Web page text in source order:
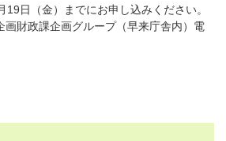
（金）までにお申し込みください。
課企画グループ（早来庁舎内）電